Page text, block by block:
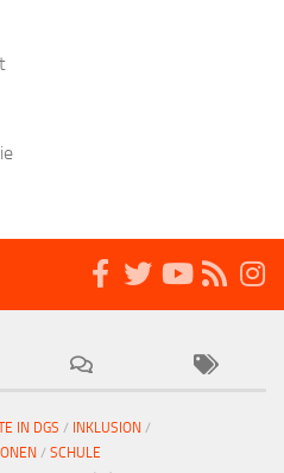
IN DGS / INKLUSION /
/ SCHULE